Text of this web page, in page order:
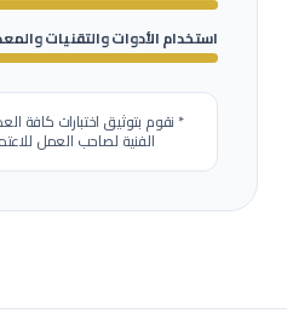
استخدام الأدوات والتقنيات
* نقوم بتوثيق اختبارات كافة
الفنية لصاحب العمل